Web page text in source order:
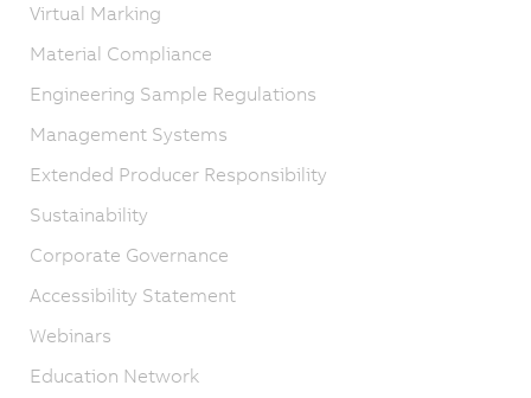
Virtual Marking
Material Compliance
Engineering Sample Regulations
Management Systems
Extended Producer Responsibility
Sustainability
Corporate Governance
Accessibility Statement
Webinars
Education Network